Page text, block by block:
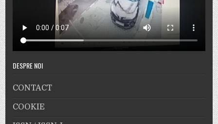
DESPRE NOI
CONTACT
COOKIE